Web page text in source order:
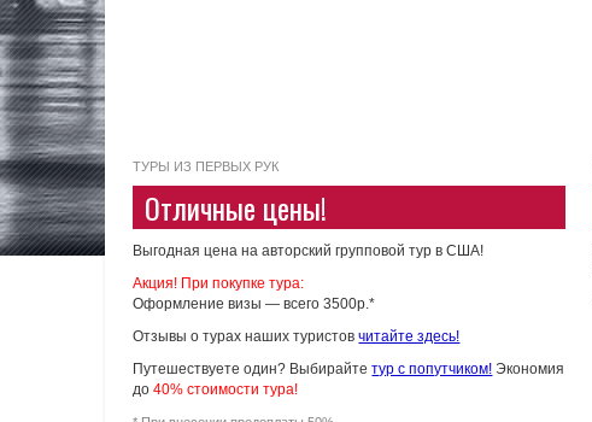
ТУРЫ ИЗ ПЕРВЫХ РУК
Отличные цены!
Выгодная цена на авторский групповой тур в США!
Акция! При покупке тура:
Оформление визы — всего 3500р.*
Отзывы о турах наших туристовчитайте здесь!
Путешествуете один? Выбирайтетур с попутчиком! Экономия
до 40% стоимости тура!